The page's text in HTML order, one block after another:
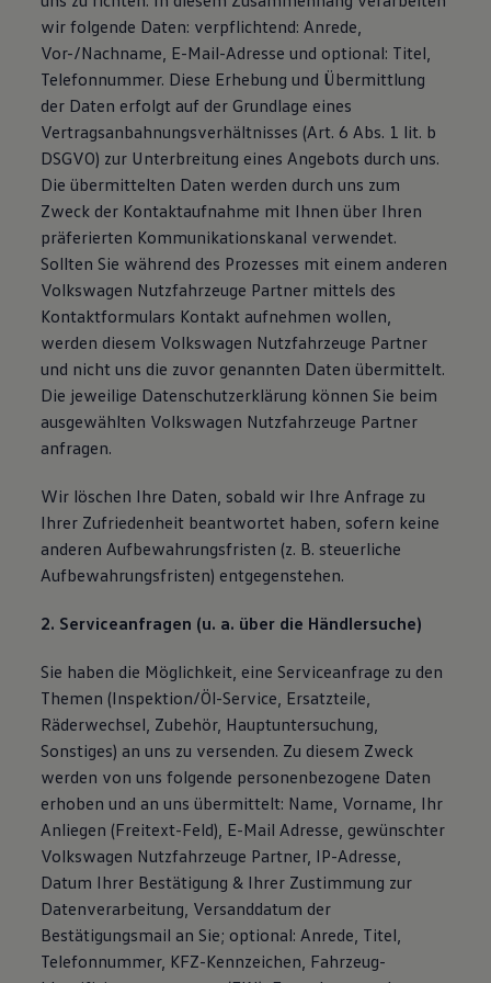
75 Jahre Bulli Jubiläum
Bulli Magazin
Fahrzeugabholung ab Werk
wir folgende Daten: verpflichtend: Anrede,
Vor-/Nachname, E-Mail-Adresse und optional: Titel,
Telefonnummer. Diese Erhebung und Übermittlung
der Daten erfolgt auf der Grundlage eines
Vertragsanbahnungsverhältnisses (Art. 6 Abs. 1 lit. b
DSGVO) zur Unterbreitung eines Angebots durch uns.
Die übermittelten Daten werden durch uns zum
Zweck der Kontaktaufnahme mit Ihnen über Ihren
präferierten Kommunikationskanal verwendet.
Sollten Sie während des Prozesses mit einem anderen
Volkswagen Nutzfahrzeuge Partner mittels des
Kontaktformulars Kontakt aufnehmen wollen,
werden diesem Volkswagen Nutzfahrzeuge Partner
und nicht uns die zuvor genannten Daten übermittelt.
Die jeweilige Datenschutzerklärung können Sie beim
ausgewählten Volkswagen Nutzfahrzeuge Partner
anfragen.
Wir löschen Ihre Daten, sobald wir Ihre Anfrage zu
Ihrer Zufriedenheit beantwortet haben, sofern keine
anderen Aufbewahrungsfristen (z. B. steuerliche
Aufbewahrungsfristen) entgegenstehen.
2. Serviceanfragen (u. a. über die Händlersuche)
Sie haben die Möglichkeit, eine Serviceanfrage zu den
Themen (Inspektion/Öl-Service, Ersatzteile,
Räderwechsel, Zubehör, Hauptuntersuchung,
Sonstiges) an uns zu versenden. Zu diesem Zweck
werden von uns folgende personenbezogene Daten
erhoben und an uns übermittelt: Name, Vorname, Ihr
Anliegen (Freitext-Feld), E-Mail Adresse, gewünschter
Volkswagen Nutzfahrzeuge Partner, IP-Adresse,
Datum Ihrer Bestätigung & Ihrer Zustimmung zur
Datenverarbeitung, Versanddatum der
Bestätigungsmail an Sie; optional: Anrede, Titel,
Telefonnummer, KFZ-Kennzeichen, Fahrzeug-